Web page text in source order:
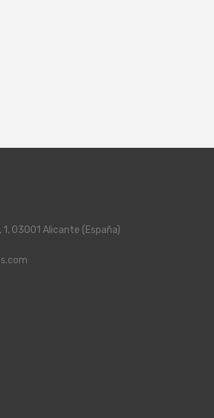
1, 03001 Alicante (España)